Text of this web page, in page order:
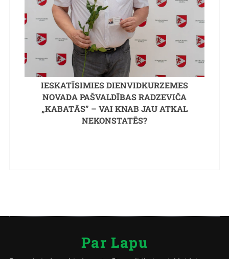
IESKATĪSIMIES DIENVIDKURZEMES
NOVADA PAŠVALDĪBAS RADZEVIČA
„KABATĀS” – VAI KNAB JAU ATKAL
NEKONSTATĒS?
Par Lapu